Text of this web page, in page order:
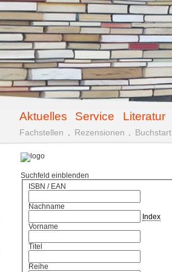
Aktuelles Service Literatur
Fachstellen Rezensionen Buchstart
Suchfeld einblenden
ISBN / EAN
Nachname
Index
Vorname
Titel
Reihe